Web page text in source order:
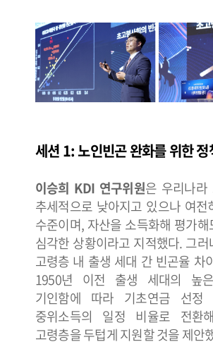
세션 1: 노인빈곤 완화를 위한 정
이승희 KDI 연구위원은 우리나라
추세적으로 낮아지고 있으나 여전
수준이며, 자산을 소득화해 평가
심각한 상황이라고 지적했다. 그
고령층 내 출생 세대 간 빈곤율 차
1950년 이전 출생 세대의 높
기인함에 따라 기초연금 선정
중위소득의 일정 비율로 전환
고령층을 두텁게 지원할 것을 제안